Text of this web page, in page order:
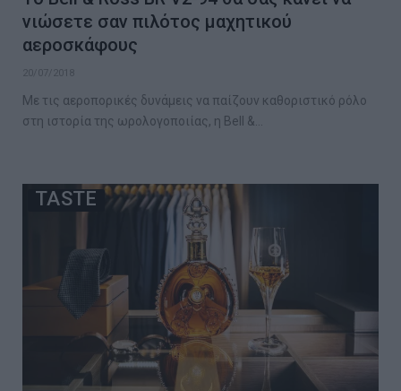
νιώσετε σαν πιλότος μαχητικού
αεροσκάφους
20/07/2018
Με τις αεροπορικές δυνάμεις να παίζουν καθοριστικό ρόλο
στη ιστορία της ωρολογοποιίας, η Bell &…
TASTE